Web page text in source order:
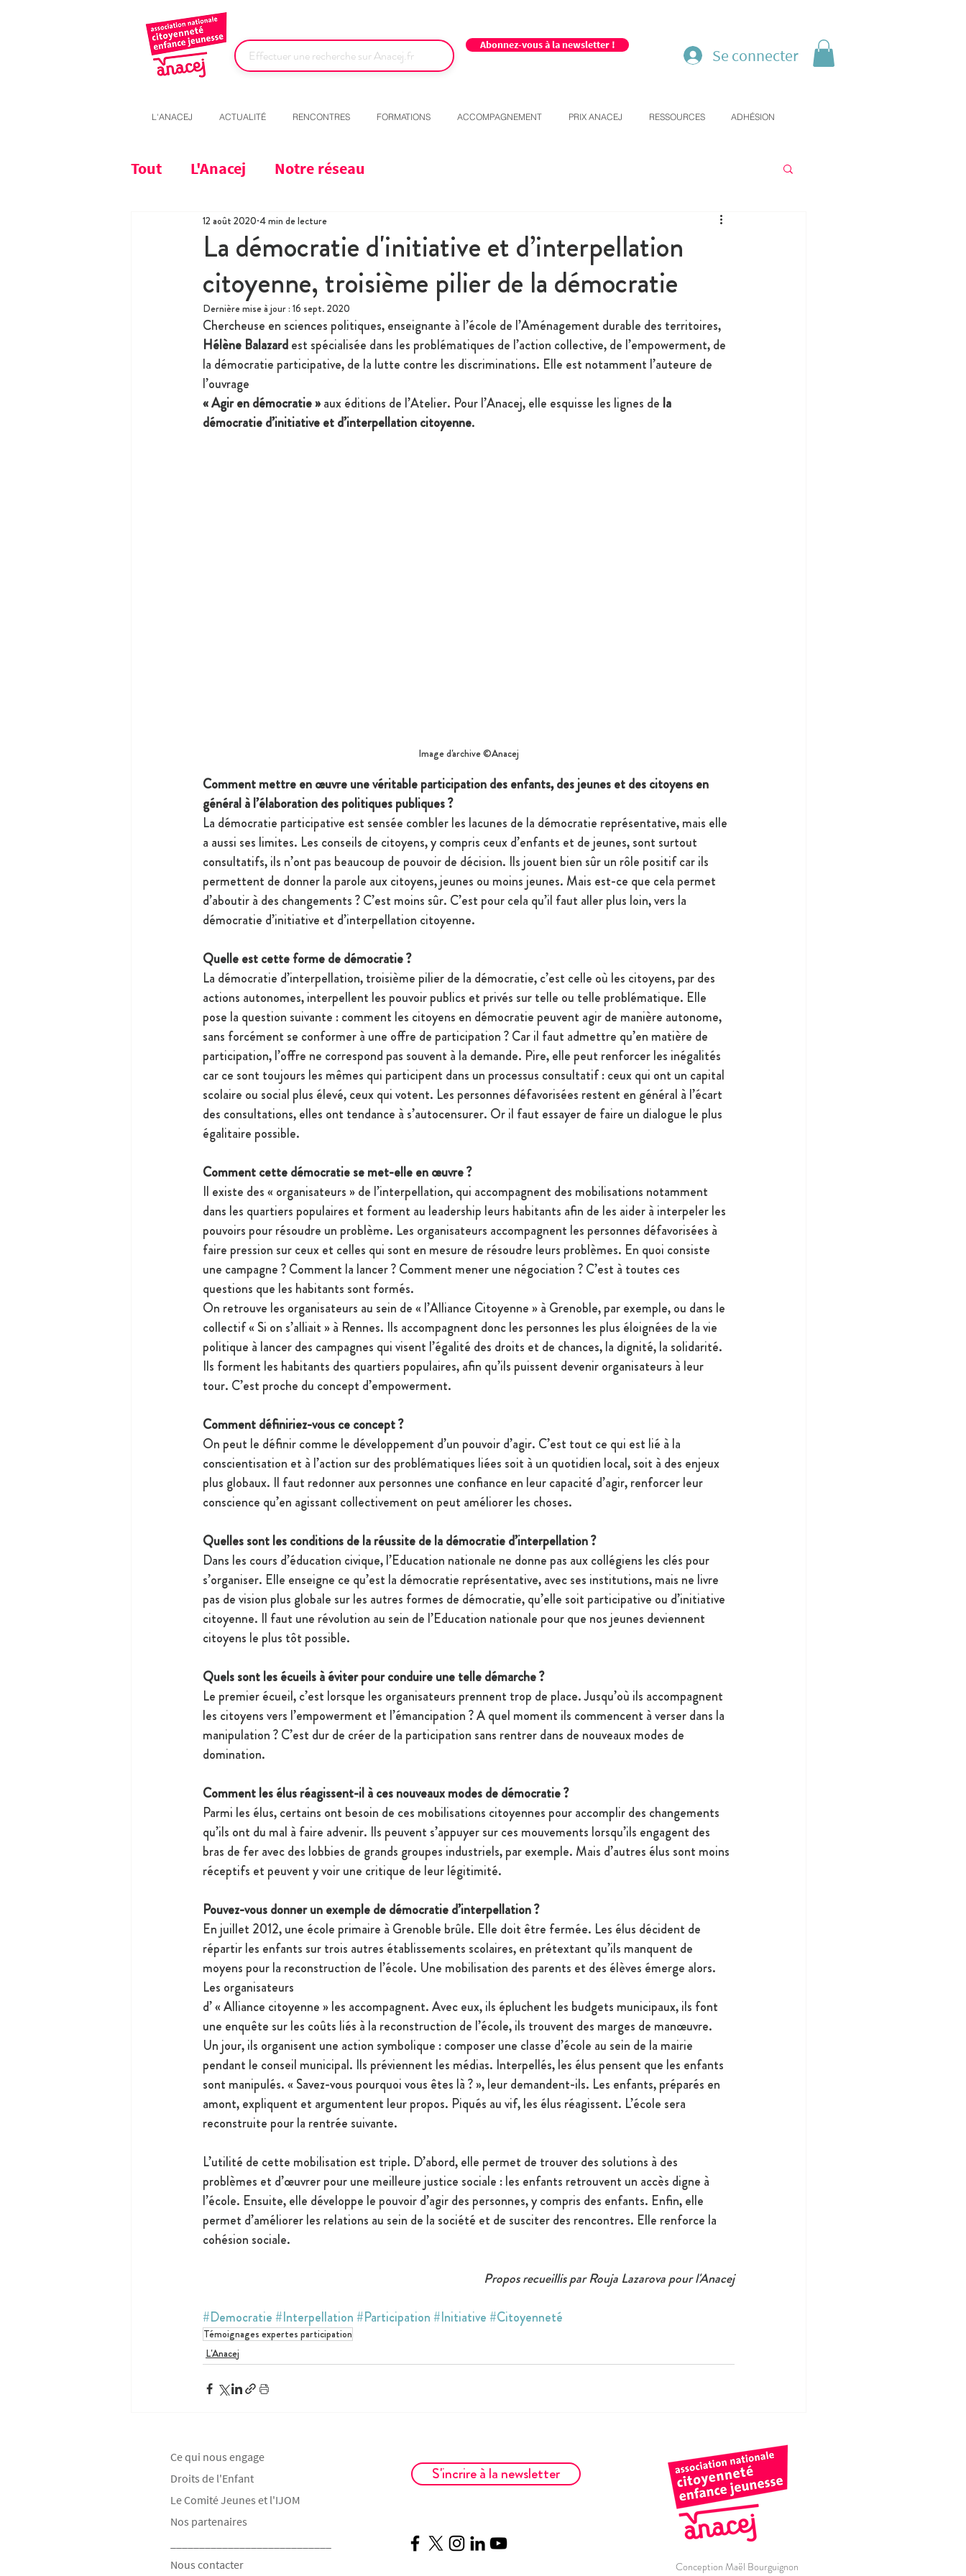
Abonnez-vous à la newsletter !
Se connecter
L'ANACEJ ACTUALITÉ RENCONTRES FORMATIONS ACCOMPAGNEMENT PRIX ANACEJ RESSOURCES ADHÉSION
Tout L'Anacej Notre réseau
La démocratie d'initiative et d’interpellation
citoyenne, troisième pilier de la démocratie
12 août 2020 4 min de lecture
Dernière mise à jour : 16 sept. 2020
Chercheuse en sciences politiques, enseignante à l’école de l’Aménagement durable des territoires,
Hélène Balazard est spécialisée dans les problématiques de l’action collective, de l’empowerment, de
la démocratie participative, de la lutte contre les discriminations. Elle est notamment l’auteure de
l’ouvrage
« Agir en démocratie » aux éditions de l’Atelier. Pour l’Anacej, elle esquisse les lignes de la
démocratie d’initiative et d’interpellation citoyenne.
Image d'archive ©Anacej
Comment mettre en œuvre une véritable participation des enfants, des jeunes et des citoyens en
général à l’élaboration des politiques publiques ?
La démocratie participative est sensée combler les lacunes de la démocratie représentative, mais elle
a aussi ses limites. Les conseils de citoyens, y compris ceux d’enfants et de jeunes, sont surtout
consultatifs, ils n’ont pas beaucoup de pouvoir de décision. Ils jouent bien sûr un rôle positif car ils
permettent de donner la parole aux citoyens, jeunes ou moins jeunes. Mais est-ce que cela permet
d’aboutir à des changements ? C’est moins sûr. C’est pour cela qu’il faut aller plus loin, vers la
démocratie d’initiative et d’interpellation citoyenne.
Quelle est cette forme de démocratie ?
La démocratie d’interpellation, troisième pilier de la démocratie, c’est celle où les citoyens, par des
actions autonomes, interpellent les pouvoir publics et privés sur telle ou telle problématique. Elle
pose la question suivante : comment les citoyens en démocratie peuvent agir de manière autonome,
sans forcément se conformer à une offre de participation ? Car il faut admettre qu’en matière de
participation, l’offre ne correspond pas souvent à la demande. Pire, elle peut renforcer les inégalités
car ce sont toujours les mêmes qui participent dans un processus consultatif : ceux qui ont un capital
scolaire ou social plus élevé, ceux qui votent. Les personnes défavorisées restent en général à l’écart
des consultations, elles ont tendance à s’autocensurer. Or il faut essayer de faire un dialogue le plus
égalitaire possible.
Comment cette démocratie se met-elle en œuvre ?
Il existe des « organisateurs » de l’interpellation, qui accompagnent des mobilisations notamment
dans les quartiers populaires et forment au leadership leurs habitants afin de les aider à interpeler les
pouvoirs pour résoudre un problème. Les organisateurs accompagnent les personnes défavorisées à
faire pression sur ceux et celles qui sont en mesure de résoudre leurs problèmes. En quoi consiste
une campagne ? Comment la lancer ? Comment mener une négociation ? C’est à toutes ces
questions que les habitants sont formés.
On retrouve les organisateurs au sein de « l’Alliance Citoyenne » à Grenoble, par exemple, ou dans le
collectif « Si on s’alliait » à Rennes. Ils accompagnent donc les personnes les plus éloignées de la vie
politique à lancer des campagnes qui visent l’égalité des droits et de chances, la dignité, la solidarité.
Ils forment les habitants des quartiers populaires, afin qu’ils puissent devenir organisateurs à leur
tour. C’est proche du concept d’empowerment.
Comment définiriez-vous ce concept ?
On peut le définir comme le développement d’un pouvoir d’agir. C’est tout ce qui est lié à la
conscientisation et à l’action sur des problématiques liées soit à un quotidien local, soit à des enjeux
plus globaux. Il faut redonner aux personnes une confiance en leur capacité d’agir, renforcer leur
conscience qu’en agissant collectivement on peut améliorer les choses.
Quelles sont les conditions de la réussite de la démocratie d’interpellation ?
Dans les cours d’éducation civique, l’Education nationale ne donne pas aux collégiens les clés pour
s’organiser. Elle enseigne ce qu’est la démocratie représentative, avec ses institutions, mais ne livre
pas de vision plus globale sur les autres formes de démocratie, qu’elle soit participative ou d’initiative
citoyenne. Il faut une révolution au sein de l’Education nationale pour que nos jeunes deviennent
citoyens le plus tôt possible.
Quels sont les écueils à éviter pour conduire une telle démarche ?
Le premier écueil, c’est lorsque les organisateurs prennent trop de place. Jusqu’où ils accompagnent
les citoyens vers l’empowerment et l’émancipation ? A quel moment ils commencent à verser dans la
manipulation ? C’est dur de créer de la participation sans rentrer dans de nouveaux modes de
domination.
Comment les élus réagissent-il à ces nouveaux modes de démocratie ?
Parmi les élus, certains ont besoin de ces mobilisations citoyennes pour accomplir des changements
qu’ils ont du mal à faire advenir. Ils peuvent s’appuyer sur ces mouvements lorsqu’ils engagent des
bras de fer avec des lobbies de grands groupes industriels, par exemple. Mais d’autres élus sont moins
réceptifs et peuvent y voir une critique de leur légitimité.
Pouvez-vous donner un exemple de démocratie d’interpellation ?
En juillet 2012, une école primaire à Grenoble brûle. Elle doit être fermée. Les élus décident de
répartir les enfants sur trois autres établissements scolaires, en prétextant qu’ils manquent de
moyens pour la reconstruction de l’école. Une mobilisation des parents et des élèves émerge alors.
Les organisateurs
d’ « Alliance citoyenne » les accompagnent. Avec eux, ils épluchent les budgets municipaux, ils font
une enquête sur les coûts liés à la reconstruction de l’école, ils trouvent des marges de manœuvre.
Un jour, ils organisent une action symbolique : composer une classe d’école au sein de la mairie
pendant le conseil municipal. Ils préviennent les médias. Interpellés, les élus pensent que les enfants
sont manipulés. « Savez-vous pourquoi vous êtes là ? », leur demandent-ils. Les enfants, préparés en
amont, expliquent et argumentent leur propos. Piqués au vif, les élus réagissent. L’école sera
reconstruite pour la rentrée suivante.
L’utilité de cette mobilisation est triple. D’abord, elle permet de trouver des solutions à des
problèmes et d’œuvrer pour une meilleure justice sociale : les enfants retrouvent un accès digne à
l’école. Ensuite, elle développe le pouvoir d’agir des personnes, y compris des enfants. Enfin, elle
permet d’améliorer les relations au sein de la société et de susciter des rencontres. Elle renforce la
cohésion sociale.
Propos recueillis par Rouja Lazarova pour l'Anacej
#Democratie#Interpellation#Participation#Initiative#Citoyenneté
Témoignages expertes participation
L'Anacej
Ce qui nous engage
Droits de l'Enfant
Le Comité Jeunes et l'IJOM
Nos partenaires
Nous contacter
S'incrire à la newsletter
Conception Maël Bourguignon